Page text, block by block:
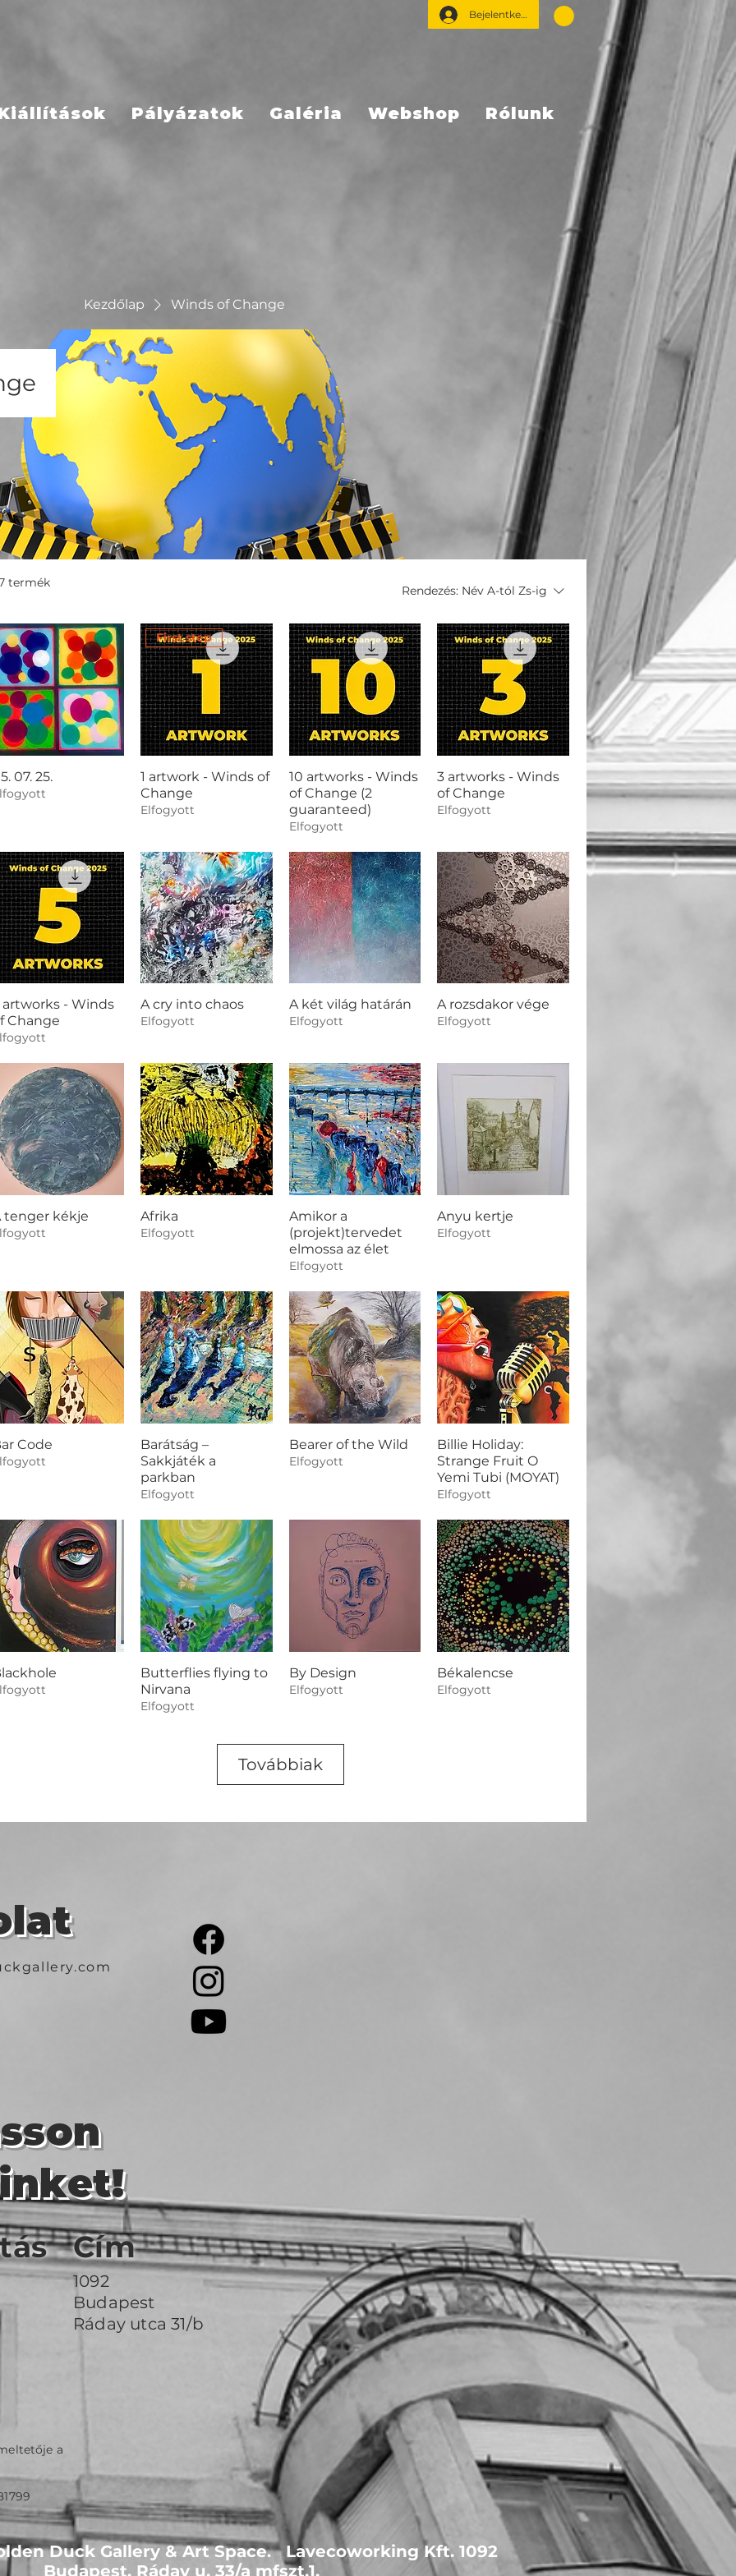
Bejelentkezés
Pályázatok Galéria Webshop Rólunk
Kezdőlap Winds of Change
termék
Rendezés: Név A-tól Zs-ig
07. 25.
First step
1 artwork - Winds of
Change
Elfogyott
10 artworks - Winds
of Change (2
guaranteed)
Elfogyott
3 artworks - Winds
of Change
Elfogyott
artworks - Winds
Change
A cry into chaos
Elfogyott
A két világ határán
Elfogyott
A rozsdakor vége
Elfogyott
tenger kékje Afrika
Elfogyott
Amikor a
(projekt)tervedet
elmossa az élet
Elfogyott
Anyu kertje
Elfogyott
Code
Barátság –
Sakkjáték a
parkban
Elfogyott
Bearer of the Wild
Elfogyott
Billie Holiday:
Strange Fruit O
Yemi Tubi (MOYAT)
Elfogyott
Butterflies flying to
Nirvana
Elfogyott
By Design
Elfogyott
Békalencse
Elfogyott
Továbbiak
Cím
1092
Budapest
Ráday utca 31/b
a
Duck Gallery & Art Space. Lavecoworking Kft. 1092
Budapest, Ráday u. 33/a mfszt.1.